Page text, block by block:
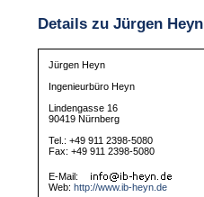
Details zu Jürgen Heyn
Jürgen Heyn
Ingenieurbüro Heyn
Lindengasse 16
90419 Nürnberg
Tel.: +49 911 2398-5080
Fax: +49 911 2398-5080
E-Mail:
Web: http://www.ib-heyn.de